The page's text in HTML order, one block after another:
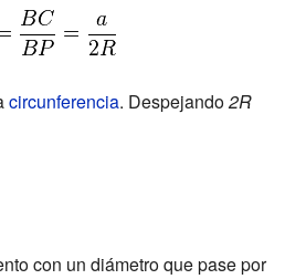
circunferencia. Despejando2R
con un diámetro que pase por